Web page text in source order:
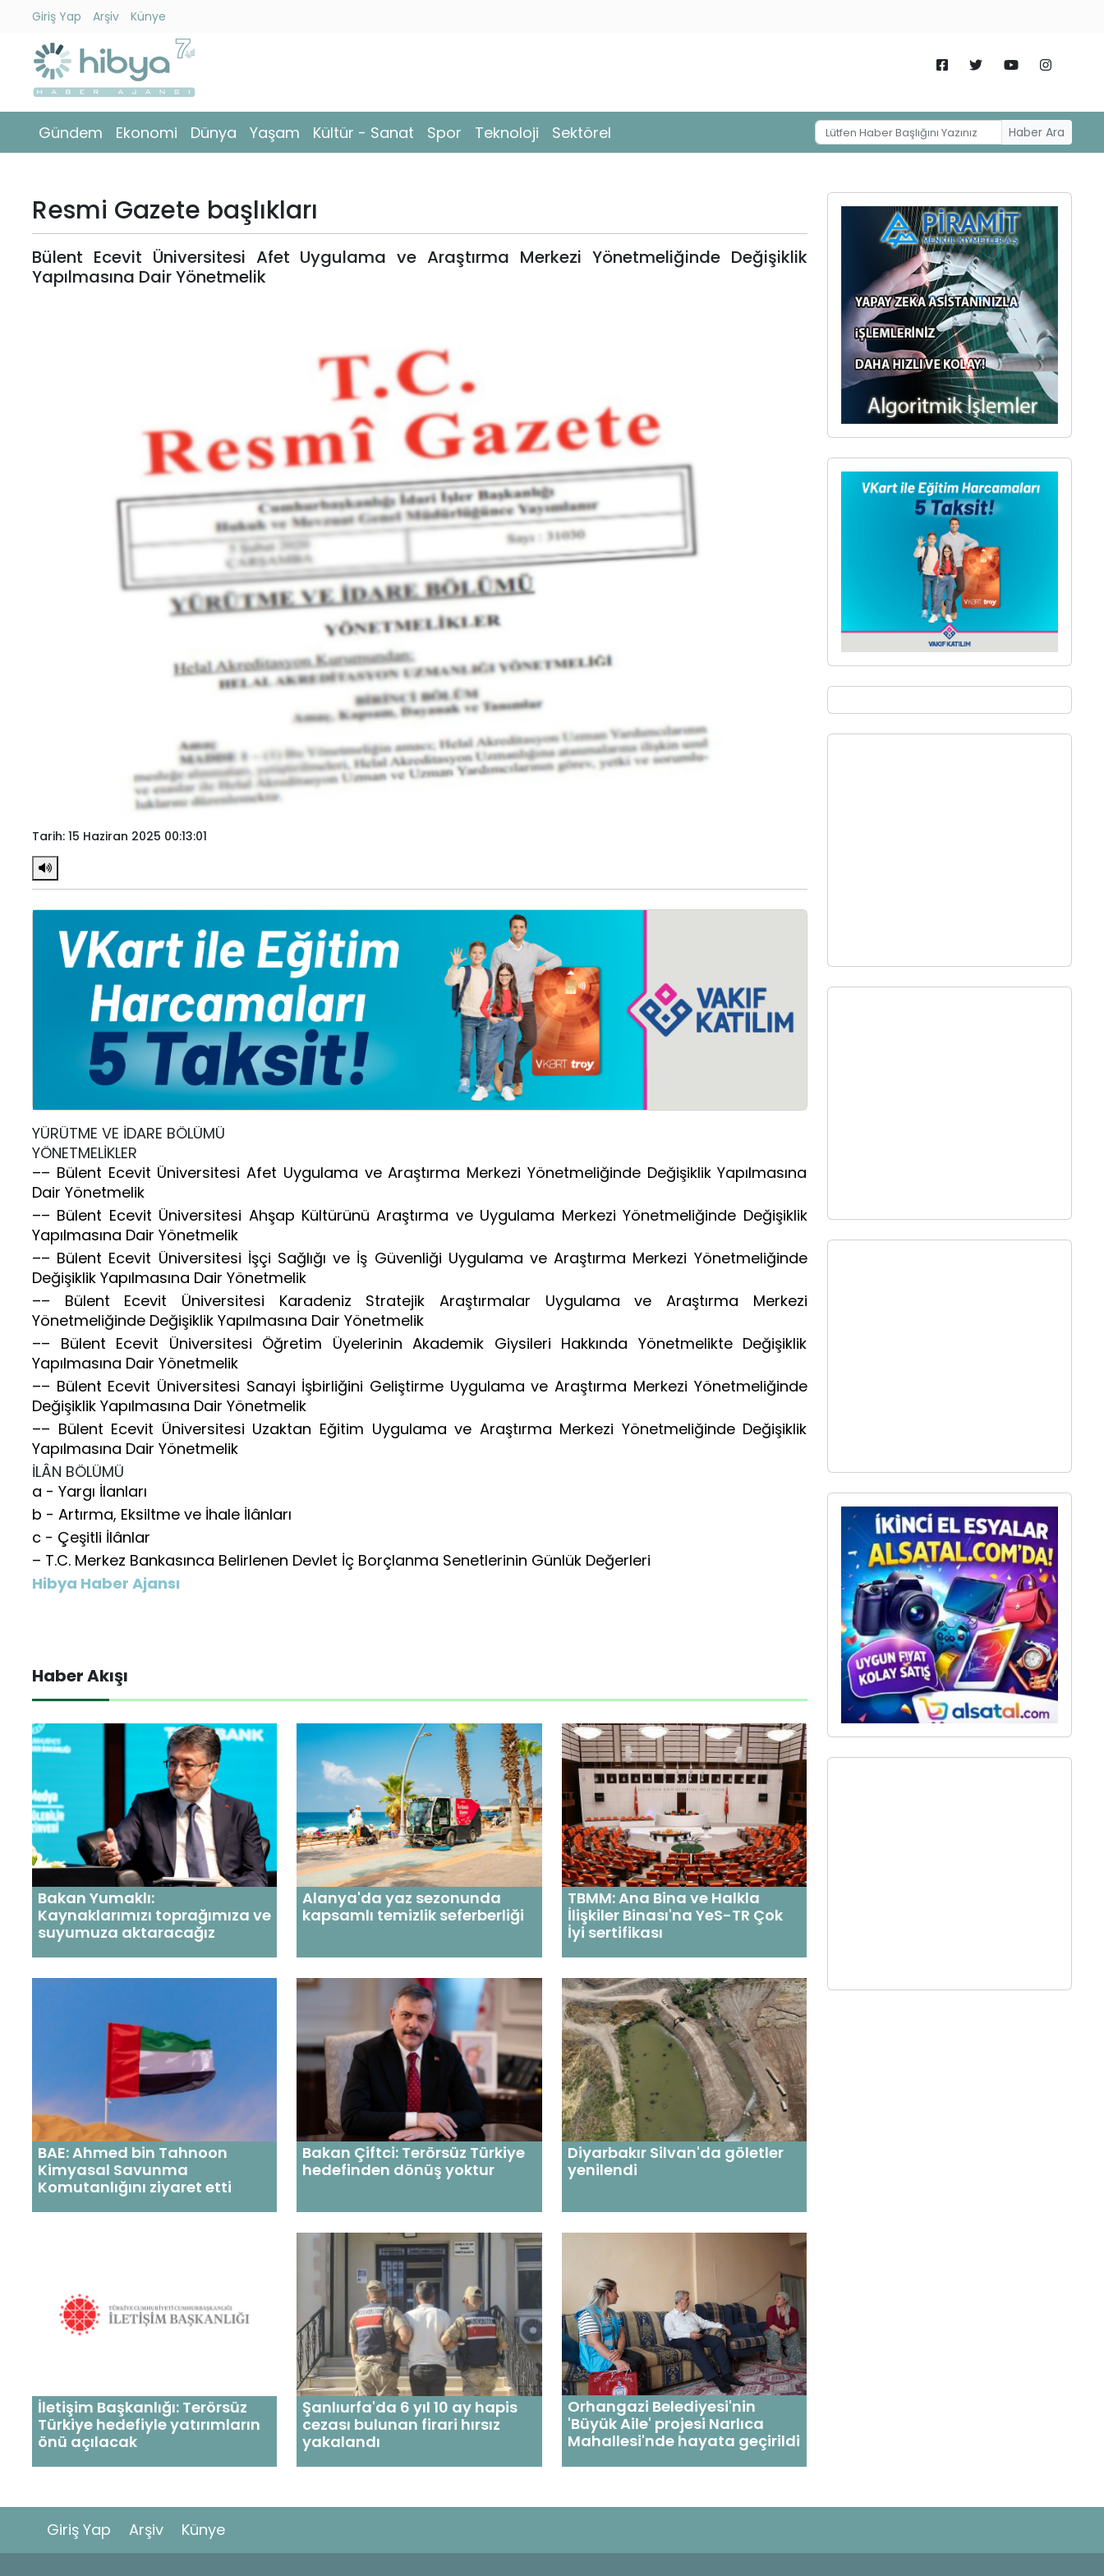
Giriş Yap Arşiv Künye
Gündem Ekonomi Dünya Yaşam Kültür - Sanat Spor Teknoloji Sektörel Haber Ara
Gündem
Ekonomi
Yaşam
Kültür
Resmi Gazete başlıkları
Bülent Ecevit Üniversitesi Afet Uygulama ve Araştırma Merkezi Yönetmeliğinde Değişiklik
Yapılmasına Dair Yönetmelik
Tarih: 15 Haziran 2025 00:13:01
YÜRÜTME VE İDARE BÖLÜMÜ
YÖNETMELİKLER
–– Bülent Ecevit Üniversitesi Afet Uygulama ve Araştırma Merkezi Yönetmeliğinde Değişiklik Yapılmasına
Dair Yönetmelik
–– Bülent Ecevit Üniversitesi Ahşap Kültürünü Araştırma ve Uygulama Merkezi Yönetmeliğinde Değişiklik
Yapılmasına Dair Yönetmelik
–– Bülent Ecevit Üniversitesi İşçi Sağlığı ve İş Güvenliği Uygulama ve Araştırma Merkezi Yönetmeliğinde
Değişiklik Yapılmasına Dair Yönetmelik
–– Bülent Ecevit Üniversitesi Karadeniz Stratejik Araştırmalar Uygulama ve Araştırma Merkezi
Yönetmeliğinde Değişiklik Yapılmasına Dair Yönetmelik
–– Bülent Ecevit Üniversitesi Öğretim Üyelerinin Akademik Giysileri Hakkında Yönetmelikte Değişiklik
Yapılmasına Dair Yönetmelik
–– Bülent Ecevit Üniversitesi Sanayi İşbirliğini Geliştirme Uygulama ve Araştırma Merkezi Yönetmeliğinde
Değişiklik Yapılmasına Dair Yönetmelik
–– Bülent Ecevit Üniversitesi Uzaktan Eğitim Uygulama ve Araştırma Merkezi Yönetmeliğinde Değişiklik
Yapılmasına Dair Yönetmelik
İLÂN BÖLÜMÜ
a - Yargı İlanları
b - Artırma, Eksiltme ve İhale İlânları
c - Çeşitli İlânlar
– T.C. Merkez Bankasınca Belirlenen Devlet İç Borçlanma Senetlerinin Günlük Değerleri
Hibya Haber Ajansı
Haber Akışı
Bakan Yumaklı:
Kaynaklarımızı toprağımıza ve
suyumuza aktaracağız
Alanya'da yaz sezonunda
kapsamlı temizlik seferberliği
TBMM: Ana Bina ve Halkla
İlişkiler Binası'na YeS-TR Çok
İyi sertifikası
BAE: Ahmed bin Tahnoon
Kimyasal Savunma
Komutanlığını ziyaret etti
Bakan Çiftci: Terörsüz Türkiye
hedefinden dönüş yoktur
Diyarbakır Silvan'da göletler
yenilendi
İletişim Başkanlığı: Terörsüz
Türkiye hedefiyle yatırımların
önü açılacak
Şanlıurfa'da 6 yıl 10 ay hapis
cezası bulunan firari hırsız
yakalandı
Orhangazi Belediyesi'nin
'Büyük Aile' projesi Narlıca
Mahallesi'nde hayata geçirildi
Giriş Yap Arşiv Künye